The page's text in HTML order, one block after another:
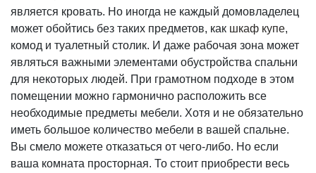
является кровать. Но иногда не каждый домовладелец
может обойтись без таких предметов, как шкаф купе,
комод и туалетный столик. И даже рабочая зона может
являться важными элементами обустройства спальни
для некоторых людей. При грамотном подходе в этом
помещении можно гармонично расположить все
необходимые предметы мебели. Хотя и не обязательно
иметь большое количество мебели в вашей спальне.
Вы смело можете отказаться от чего-либо. Но если
ваша комната просторная. То стоит приобрести весь